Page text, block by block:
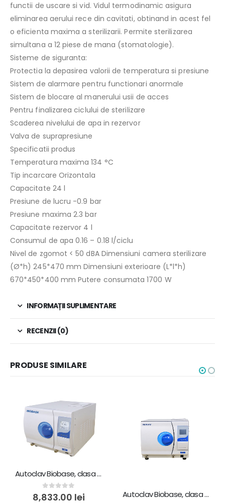
functii de uscare si vid. Vidul termodinamic asigura
eliminarea aerului rece din cavitati, obtinand in acest fel
o eficienta maxima a sterilizarii. Permite sterilizarea
simultana a 12 piese de mana (stomatologie).
Sisteme de siguranta:
Protectia la depasirea valorii de temperatura si presiune
Sistem de alarmare pentru functionari anormale
Sistem de blocare al manerului usii de acces
Pentru finalizarea ciclului de sterilizare
Scaderea nivelului de apa in rezervor
Valva de suprapresiune
Specificatii produs
Temperatura maxima 134 °C
Tip incarcare Orizontala
Capacitate 24 l
Presiune de lucru -0.9 bar
Presiune maxima 2.3 bar
Capacitate rezervor 4 l
Consumul de apa 0.16 – 0.18 l/ciclu
Nivel de zgomot < 50 dBA Dimensiuni camera sterilizare
(Ø*h) 245*470 mm Dimensiuni exterioare (L*l*h)
670*450*400 mm Putere consumata 1700 W
INFORMAȚII SUPLIMENTARE
RECENZII (0)
PRODUSE SIMILARE
Autoclav Biobase, clasa B, 23 L, BKMZB
0out of 5
8,833.00 lei Autoclav Biobase, clasa B, 18 L, BKMZA